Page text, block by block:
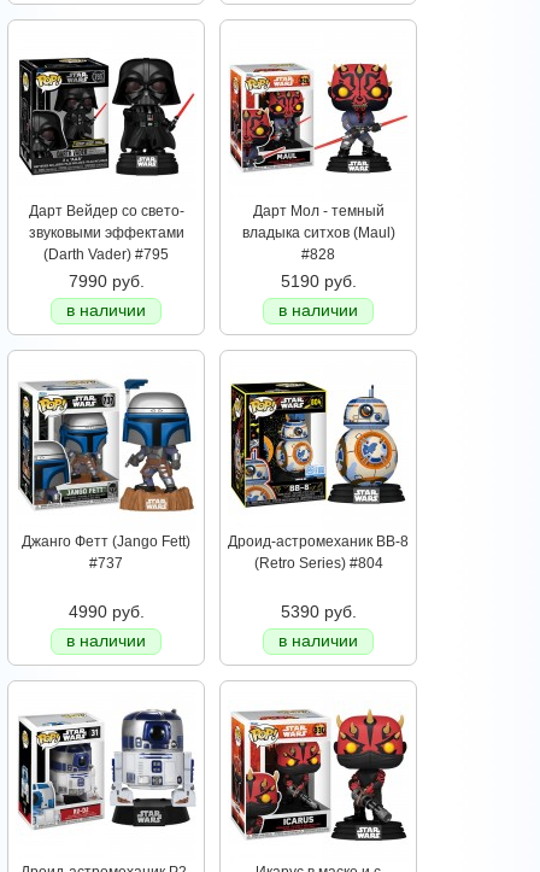
Дарт Вейдер со свето-
звуковыми эффектами
(Darth Vader) #795
7990 руб.
в наличии
Дарт Мол - темный
владыка ситхов (Maul)
#828
5190 руб.
в наличии
Джанго Фетт (Jango Fett)
#737
4990 руб.
в наличии
Дроид-астромеханик BB-8
(Retro Series) #804
5390 руб.
в наличии